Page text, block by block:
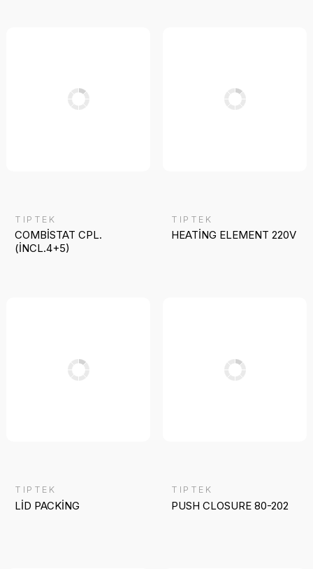
TIPTEK
COMBİSTAT CPL.
(İNCL.4+5)
TIPTEK
HEATİNG ELEMENT 220V
TIPTEK
LİD PACKİNG
TIPTEK
PUSH CLOSURE 80-202